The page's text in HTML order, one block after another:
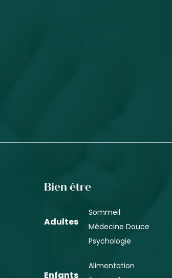
Bien être
Adultes
Sommeil
Médecine Douce
Psychologie
Enfants
Alimentation